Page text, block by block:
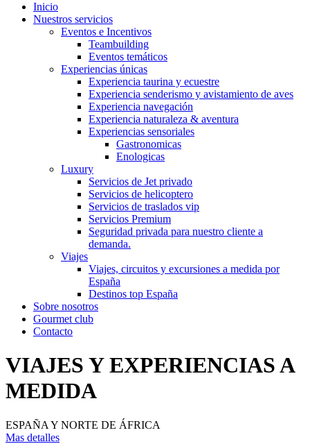
Inicio
Nuestros servicios
Eventos e Incentivos
Teambuilding
Eventos temáticos
Experiencias únicas
Experiencia taurina y ecuestre
Experiencia senderismo y avistamiento de aves
Experiencia navegación
Experiencia naturaleza & aventura
Experiencias sensoriales
Gastronomicas
Enologicas
Luxury
Servicios de Jet privado
Servicios de helicoptero
Servicios de traslados vip
Servicios Premium
Seguridad privada para nuestro cliente a
demanda.
Viajes
Viajes, circuitos y excursiones a medida por
España
Destinos top España
Sobre nosotros
Gourmet club
Contacto
VIAJES Y EXPERIENCIAS A
MEDIDA
ESPAÑA Y NORTE DE ÁFRICA
Mas detalles